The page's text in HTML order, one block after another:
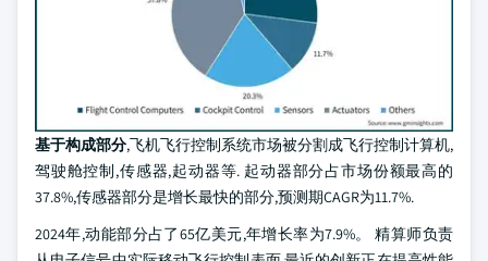
基于构成部分,飞机飞行控制系统市场被分割成飞行控制计算机,
驾驶舱控制,传感器,起动器等. 起动器部分占市场份额最高的
37.8%,传感器部分是增长最快的部分,预测期CAGR为11.7%.
2024年,动能部分占了65亿美元,年增长率为7.9%。 精算师负责